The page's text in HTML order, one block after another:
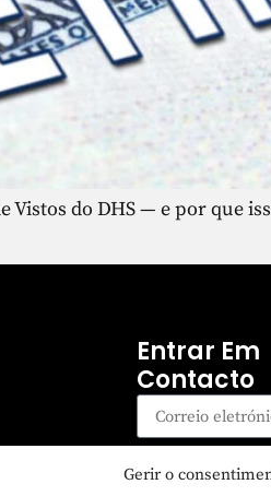
Gerir o
Vistos do DHS — e por que
Entrar Em
Contacto
Inscrever-se